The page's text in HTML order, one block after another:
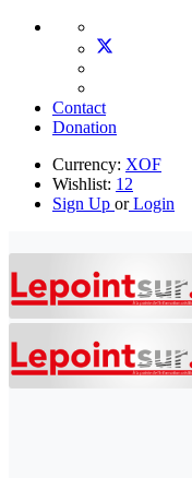
Contact
Donation
Currency: XOF
Wishlist: 12
Sign Up orLogin